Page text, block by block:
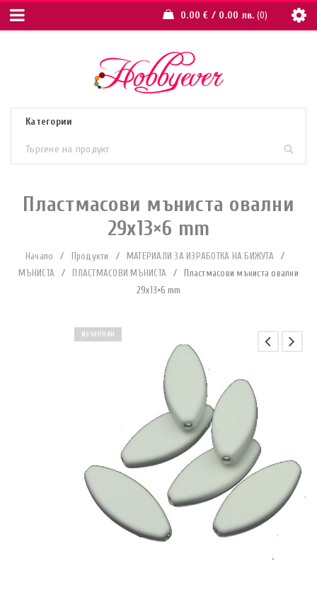
0.00€ / 0.00 лв. 0
Пластмасови мъниста овални
29х13×6 mm
Начало / Продукти / МАТЕРИАЛИ ЗА ИЗРАБОТКА НА БИЖУТА
/
МЪНИСТА
/ ПЛАСТМАСОВИ МЪНИСТА /
Пластмасови мъниста овални
29х13×6 mm
ИЗЧЕРПАН